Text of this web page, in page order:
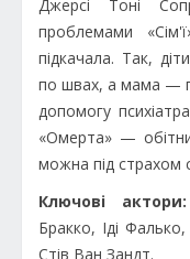
Джерсі Тоні
проблемами
підкачала. Так,
по швах, а мама —
допомогу
«Омерта» —
можна під страхом
Ключові
Бракко, Іді
Стів Ван Зандт.